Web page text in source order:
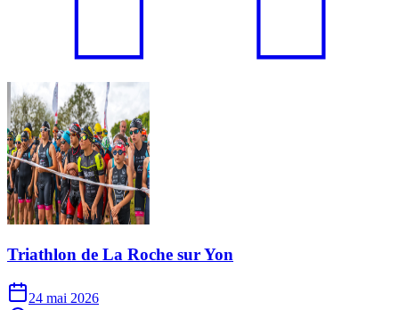
Triathlon de La Roche sur Yon
24 mai 2026